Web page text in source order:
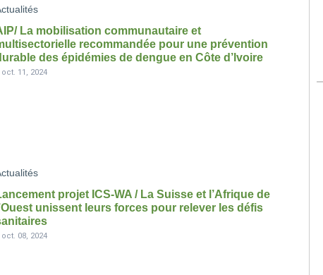
La mobilisation communautaire et
recommandée pour une prévention
des épidémies de dengue en Côte d’lvoire
oct. 11, 2024
projet ICS-WA / La Suisse et l’Afrique de
unissent leurs forces pour relever les défis
oct. 08, 2024